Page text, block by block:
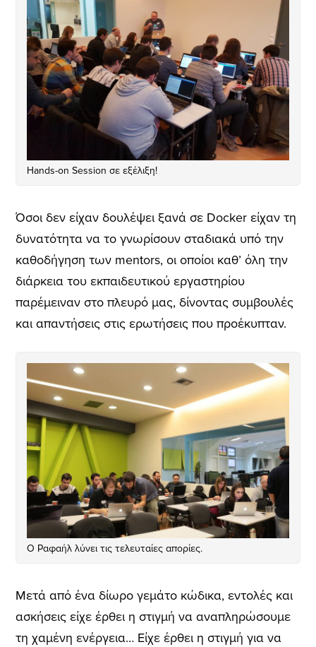
Hands-on Session σε εξέλιξη!
Όσοι δεν είχαν δουλέψει ξανά σε Docker είχαν τη
δυνατότητα να το γνωρίσουν σταδιακά υπό την
καθοδήγηση των mentors, οι οποίοι καθ’ όλη την
διάρκεια του εκπαιδευτικού εργαστηρίου
παρέμειναν στο πλευρό μας, δίνοντας συμβουλές
και απαντήσεις στις ερωτήσεις που προέκυπταν.
Ο Ραφαήλ λύνει τις τελευταίες απορίες.
Μετά από ένα δίωρο γεμάτο κώδικα, εντολές και
ασκήσεις είχε έρθει η στιγμή να αναπληρώσουμε
τη χαμένη ενέργεια… Είχε έρθει η στιγμή για να